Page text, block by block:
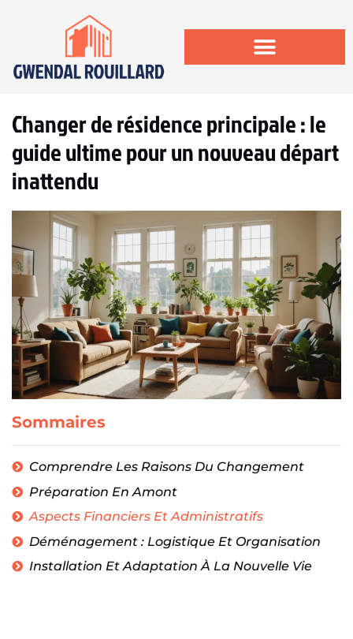
Changer de résidence principale : le
guide ultime pour un nouveau départ
inattendu
Sommaires
Comprendre Les Raisons Du Changement
Préparation En Amont
Aspects Financiers Et Administratifs
Déménagement : Logistique Et Organisation
Installation Et Adaptation À La Nouvelle Vie